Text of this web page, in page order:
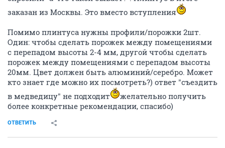
заказан из Москвы. Это вместо вступления
Помимо плинтуса нужны профили/порожки 2шт.
Один: чтобы сделать порожек между помещениями
с перепадом высоты 2-4 мм, другой чтобы сделать
порожек между помещениями с перепадом высоты
20мм. Цвет должен быть алюминий/серебро. Может
кто знает где можно их посмотреть?) ответ "съездить
в медведицу" не подходит
желательно получить
более конкретные рекомендации, спасибо)
ОТВЕТИТЬ